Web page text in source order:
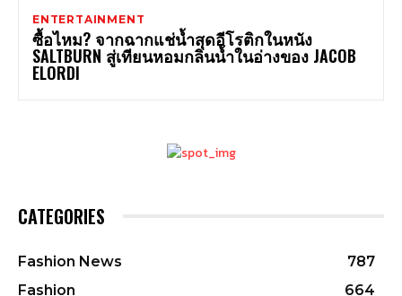
ENTERTAINMENT
ซื้อไหม? จากฉากแช่น้ำสุดอีโรติกในหนัง
SALTBURN สู่เทียนหอมกลิ่นน้ำในอ่างของ JACOB
ELORDI
CATEGORIES
Fashion News
787
Fashion
664